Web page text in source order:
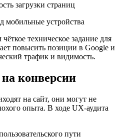
загрузки страниц
мобильные устройства
техническое задание для
повысить позиции в Google и
трафик и видимость.
конверсии
на сайт, они могут не
опыта. В ходе UX-аудита
пути